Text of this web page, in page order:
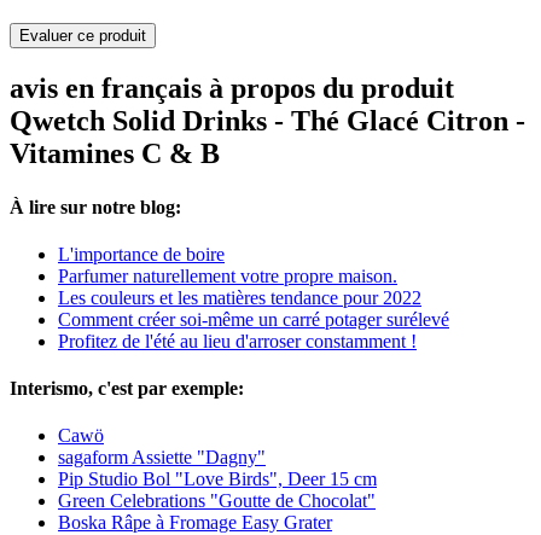
Evaluer ce produit
avis en français à propos du produit
Qwetch Solid Drinks - Thé Glacé Citron -
Vitamines C & B
À lire sur notre blog:
L'importance de boire
Parfumer naturellement votre propre maison.
Les couleurs et les matières tendance pour 2022
Comment créer soi-même un carré potager surélevé
Profitez de l'été au lieu d'arroser constamment !
Interismo, c'est par exemple:
Cawö
sagaform Assiette "Dagny"
Pip Studio Bol "Love Birds", Deer 15 cm
Green Celebrations "Goutte de Chocolat"
Boska Râpe à Fromage Easy Grater